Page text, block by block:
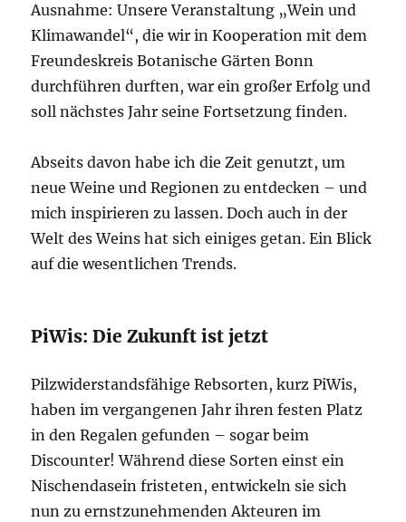
Ausnahme: Unsere Veranstaltung „Wein und
Klimawandel“, die wir in Kooperation mit dem
Freundeskreis Botanische Gärten Bonn
durchführen durften, war ein großer Erfolg und
soll nächstes Jahr seine Fortsetzung finden.
Abseits davon habe ich die Zeit genutzt, um
neue Weine und Regionen zu entdecken – und
mich inspirieren zu lassen. Doch auch in der
Welt des Weins hat sich einiges getan. Ein Blick
auf die wesentlichen Trends.
PiWis: Die Zukunft ist jetzt
Pilzwiderstandsfähige Rebsorten, kurz PiWis,
haben im vergangenen Jahr ihren festen Platz
in den Regalen gefunden – sogar beim
Discounter! Während diese Sorten einst ein
Nischendasein fristeten, entwickeln sie sich
nun zu ernstzunehmenden Akteuren im